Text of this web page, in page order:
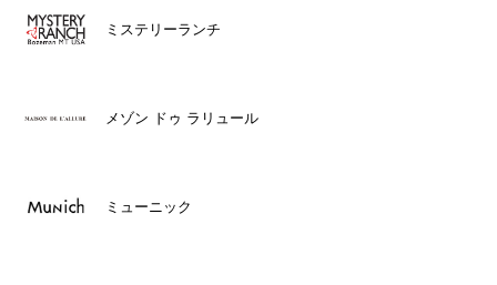
ミステリーランチ
メゾン ドゥ ラリュール
ミューニック